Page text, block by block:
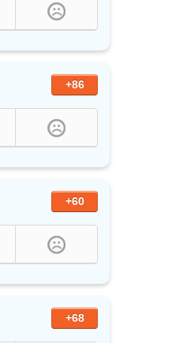
+86
+60
+68